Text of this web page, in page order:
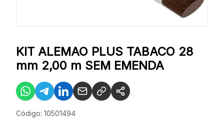
KIT ALEMAO PLUS TABACO 28
mm 2,00 m SEM EMENDA
Código: 10501494